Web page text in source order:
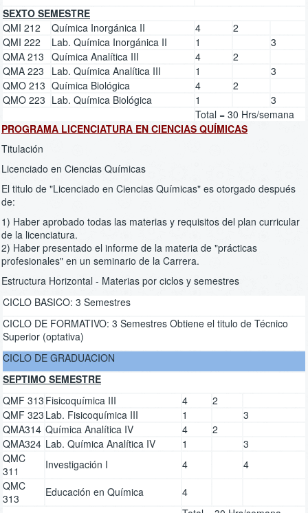
SEXTO SEMESTRE
QMI 212
Química Inorgánica II 4
2
QMI 222
Lab. Química Inorgánica II 1
3
QMA 213 Química Analítica III 4
2
QMA 223
Lab. Química Analítica III 1
3
QMO 213 Química Biológica 4
2
QMO 223 Lab. Química Biológica 1
3
Total = 30 Hrs/semana
PROGRAMA LICENCIATURA EN CIENCIAS QUÍMICAS
Titulación
Licenciado en Ciencias Químicas
El titulo de "Licenciado en Ciencias Químicas" es otorgado después
de:
1) Haber aprobado todas las materias y requisitos del plan curricular
de la licenciatura.
2) Haber presentado el informe de la materia de "prácticas
profesionales" en un seminario de la Carrera.
Estructura Horizontal - Materias por ciclos y semestres
CICLO BASICO: 3 Semestres
CICLO DE FORMATIVO: 3 Semestres Obtiene el titulo de Técnico
Superior (optativa)
CICLO DE GRADUACION
SEPTIMO SEMESTRE
QMF 313 Fisicoquímica III 4
2
QMF 323 Lab. Fisicoquímica III 1
3
QMA314 Química Analítica IV 4
2
QMA324 Lab. Química Analítica IV 1
3
QMC
311
Investigación I 4
4
QMC
313
Educación en Química
4